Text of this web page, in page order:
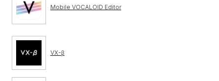
Mobile VOCALOID Editor
VX-β